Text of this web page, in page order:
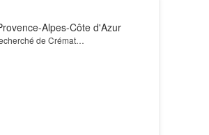
Alpes-Côte d'Azur
de Crémat…